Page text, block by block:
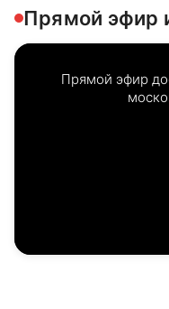
Прямой эфир
Прямой эфир